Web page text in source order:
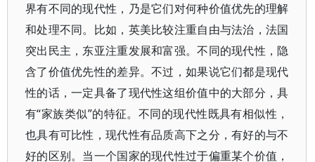
界有不同的现代性，乃是它们对何种价值优先的理解
和处理不同。比如，英美比较注重自由与法治，法国
突出民主，东亚注重发展和富强。不同的现代性，隐
含了价值优先性的差异。不过，如果说它们都是现代
性的话，一定具备了现代性这组价值中的大部分，具
有“家族类似”的特征。不同的现代性既具有相似性，
也具有可比性，现代性有品质高下之分，有好的与不
好的区别。当一个国家的现代性过于偏重某个价值，